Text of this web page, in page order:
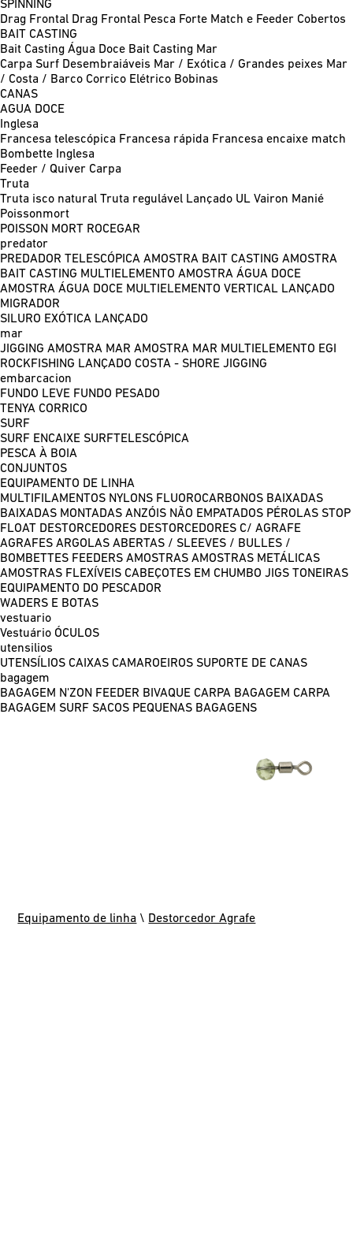
SPINNING
Drag Frontal Drag Frontal Pesca Forte Match e Feeder Cobertos
BAIT CASTING
Bait Casting Água Doce Bait Casting Mar
Carpa Surf Desembraiáveis Mar / Exótica / Grandes peixes Mar
/ Costa / Barco Corrico Elétrico Bobinas
CANAS
AGUA DOCE
Inglesa
Francesa telescópica Francesa rápida Francesa encaixe match
Bombette Inglesa
Feeder / Quiver Carpa
Truta
Truta isco natural Truta regulável Lançado UL Vairon Manié
Poissonmort
POISSON MORT ROCEGAR
predator
PREDADOR TELESCÓPICA AMOSTRA BAIT CASTING AMOSTRA
BAIT CASTING MULTIELEMENTO AMOSTRA ÁGUA DOCE
AMOSTRA ÁGUA DOCE MULTIELEMENTO VERTICAL LANÇADO
MIGRADOR
SILURO EXÓTICA LANÇADO
mar
JIGGING AMOSTRA MAR AMOSTRA MAR MULTIELEMENTO EGI
ROCKFISHING LANÇADO COSTA - SHORE JIGGING
embarcacion
FUNDO LEVE FUNDO PESADO
TENYA CORRICO
SURF
SURF ENCAIXE SURFTELESCÓPICA
PESCA À BOIA
CONJUNTOS
EQUIPAMENTO DE LINHA
MULTIFILAMENTOS NYLONS FLUOROCARBONOS BAIXADAS
BAIXADAS MONTADAS ANZÓIS NÃO EMPATADOS PÉROLAS STOP
FLOAT DESTORCEDORES DESTORCEDORES C/ AGRAFE
AGRAFES ARGOLAS ABERTAS / SLEEVES / BULLES /
BOMBETTES FEEDERS AMOSTRAS AMOSTRAS METÁLICAS
AMOSTRAS FLEXÍVEIS CABEÇOTES EM CHUMBO JIGS TONEIRAS
EQUIPAMENTO DO PESCADOR
WADERS E BOTAS
vestuario
Vestuário ÓCULOS
utensilios
UTENSÍLIOS CAIXAS CAMAROEIROS SUPORTE DE CANAS
bagagem
BAGAGEM N'ZON FEEDER BIVAQUE CARPA BAGAGEM CARPA
BAGAGEM SURF SACOS PEQUENAS BAGAGENS
Equipamento de linha \ Destorcedor Agrafe